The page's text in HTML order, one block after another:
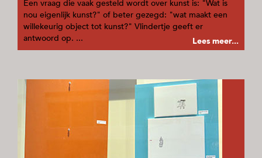
Een vraag die vaak gesteld wordt over kunst is: "Wat is
nou eigenlijk kunst?" of beter gezegd: "wat maakt een
willekeurig object tot kunst?" Vlindertje geeft er
antwoord op. ...
Lees meer...